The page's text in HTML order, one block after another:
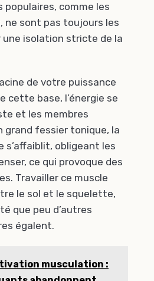
populaires, comme les
ne sont pas toujours les
une isolation stricte de la
de votre puissance
cette base, l’énergie se
et les membres
grand fessier tonique, la
s’affaiblit, obligeant les
ce qui provoque des
Travailler ce muscle
le sol et le squelette,
que peu d’autres
égalent.
musculation :